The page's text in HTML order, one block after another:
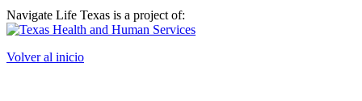
Navigate Life Texas is a project of:
Volver al inicio